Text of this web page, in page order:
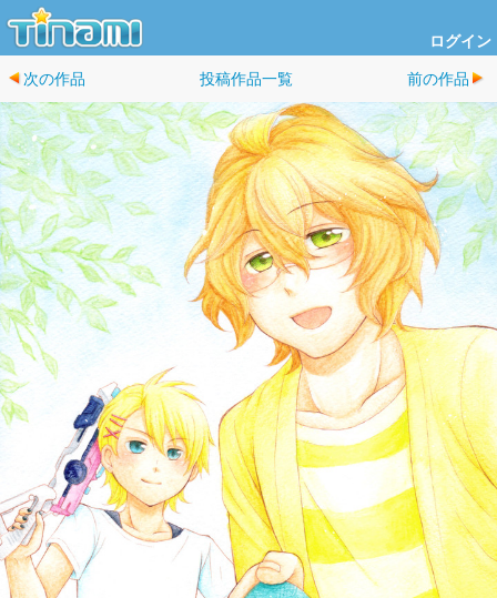
ログイン
次の作品 投稿作品一覧 前の作品